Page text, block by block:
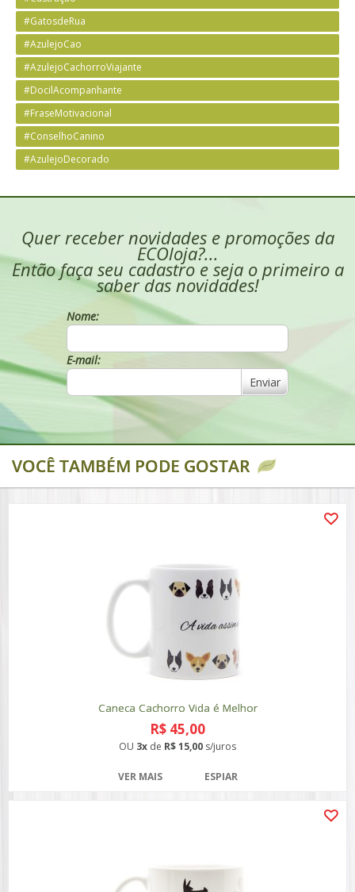
#GatosdeRua
#AzulejoCao
#AzulejoCachorroViajante
#DocilAcompanhante
#FraseMotivacional
#ConselhoCanino
#AzulejoDecorado
Quer receber novidades e promoções da
ECOloja?...
Então faça seu cadastro e seja o primeiro a
saber das novidades!
Nome:
E-mail:
Enviar
VOCÊ TAMBÉM PODE GOSTAR
Caneca Cachorro Vida é Melhor
R$ 45,00
OU 3x de R$ 15,00 s/juros
VER MAIS ESPIAR